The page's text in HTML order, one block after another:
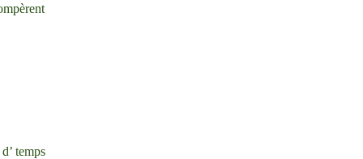
temps